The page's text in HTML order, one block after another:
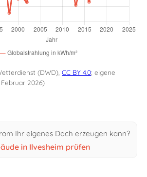
(DWD), CC BY 4.0; eigene
2026)
Ihr eigenes Dach erzeugen kann?
in Ilvesheim prüfen